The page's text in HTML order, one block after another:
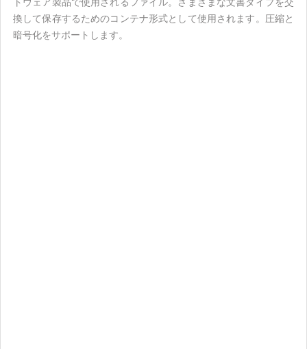
換して保存するためのコンテナ形式として使用されます。圧縮と
暗号化をサポートします。